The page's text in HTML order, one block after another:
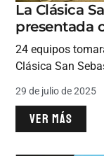
La Clásica
presentada
24 equipos
Clásica San
29 de julio de 2025
VER MÁS